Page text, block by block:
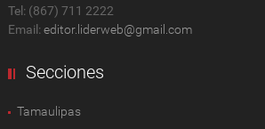
Tel: (867) 711 2222
Email: editor.liderweb@gmail.com
Secciones
Tamaulipas